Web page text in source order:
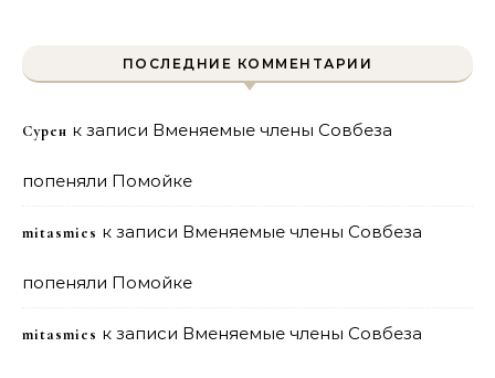
ПОСЛЕДНИЕ КОММЕНТАРИИ
Сурен к записи Вменяемые члены Совбеза
попеняли Помойке
mitasmies к записи Вменяемые члены Совбеза
попеняли Помойке
mitasmies к записи Вменяемые члены Совбеза